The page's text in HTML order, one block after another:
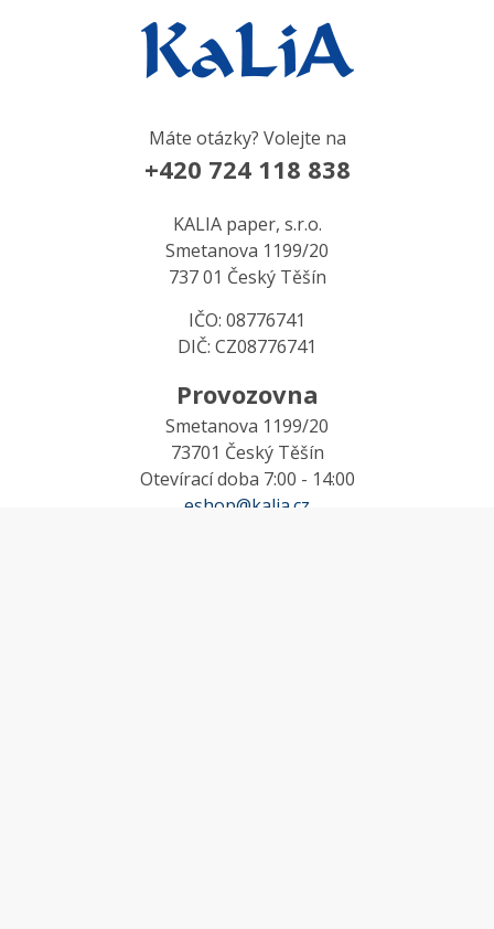
Máte otázky? Volejte na
+420 724 118 838
KALIA paper, s.r.o.
Smetanova 1199/20
737 01 Český Těšín
IČO: 08776741
DIČ: CZ08776741
Provozovna
Smetanova 1199/20
73701 Český Těšín
Otevírací doba 7:00 - 14:00
eshop@kalia.cz